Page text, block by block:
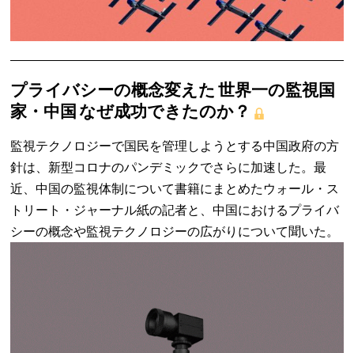
プライバシーの概念変えた 世界一の監視国
家・中国 なぜ成功できたのか？
監視テクノロジーで国民を管理しようとする中国政府の方
針は、新型コロナのパンデミックでさらに加速した。最
近、中国の監視体制について書籍にまとめたウォール・ス
トリート・ジャーナル紙の記者と、中国におけるプライバ
シーの概念や監視テクノロジーの広がりについて聞いた。